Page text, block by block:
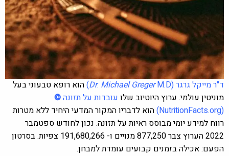
ד"ר מייקל גרגר Dr.Michael GregerM.D)
( הוא רופא טבעוני בעל
מוניטין עולמי. ערוץ היוטיוב שלועובדות על תזונה©
NutritionFacts.org
)הוא לדבריו המקור המדעי היחיד ללא מטרות
רווח למידע יומי מבוסס ראיות על תזונה. נכון לחודש ספטמבר
2022 הערוץ צבר 877,250 מנויים ו- 191,680,266 צפיות.
בסרטון
הפעם: אכילה בזמנים קבועים עומדת למבחן.